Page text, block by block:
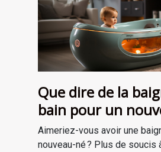
Que dire de la
bain pour un
Aimeriez-vous avoir une
nouveau-né ? Plus de soucis